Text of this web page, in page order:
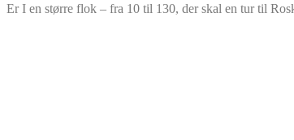
Er I en større flok – fra 10 til 130, der skal en tur til